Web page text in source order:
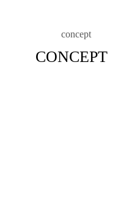
CONCEPT